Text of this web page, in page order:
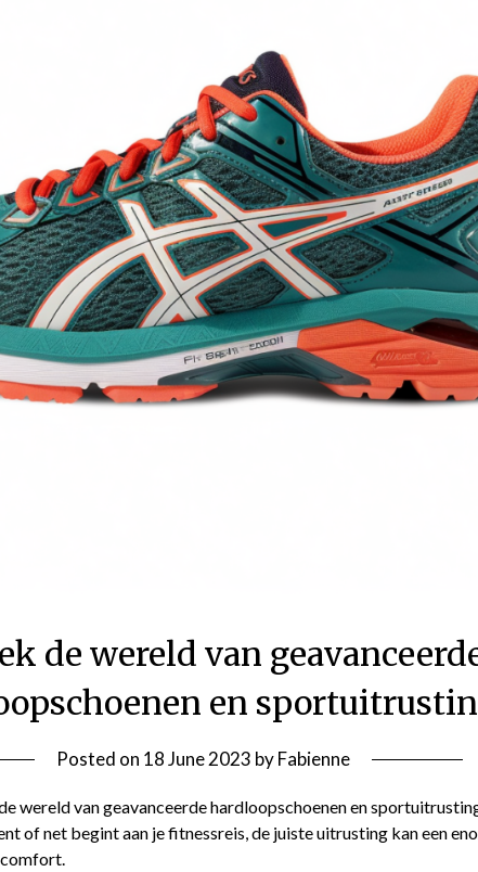
de wereld van
en
Posted on 18 June 2023 byFabienne
wereld van geavanceerde hardloopschoenen en
of net begint aan je fitnessreis, de juiste uitrusting kan een